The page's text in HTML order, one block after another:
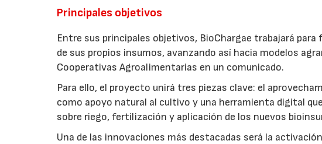
Principales objetivos
Entre sus principales objetivos, BioChargae trabajará
de sus propios insumos, avanzando así hacia modelos
Cooperativas Agroalimentarias en un comunicado.
Para ello, el proyecto unirá tres piezas clave: el
como apoyo natural al cultivo y una herramienta digital
sobre riego, fertilización y aplicación de los nuevos
Una de las innovaciones más destacadas será la